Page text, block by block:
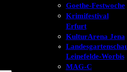
Goethe-Festwoche
Krimifestival
Erfurt
KulturArena Jena
Leinefelde-Worbis
MAG-C